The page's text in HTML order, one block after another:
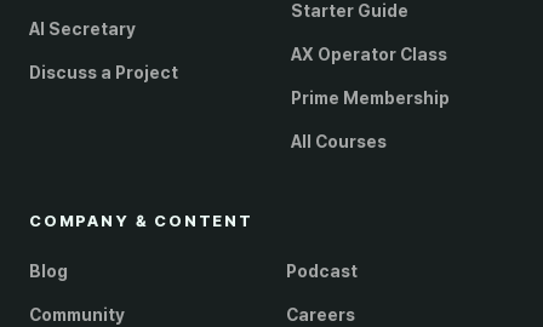
AI Secretary
Discuss a Project
Starter Guide
AX Operator Class
Prime Membership
All Courses
COMPANY & CONTENT
Blog Podcast
Community Careers